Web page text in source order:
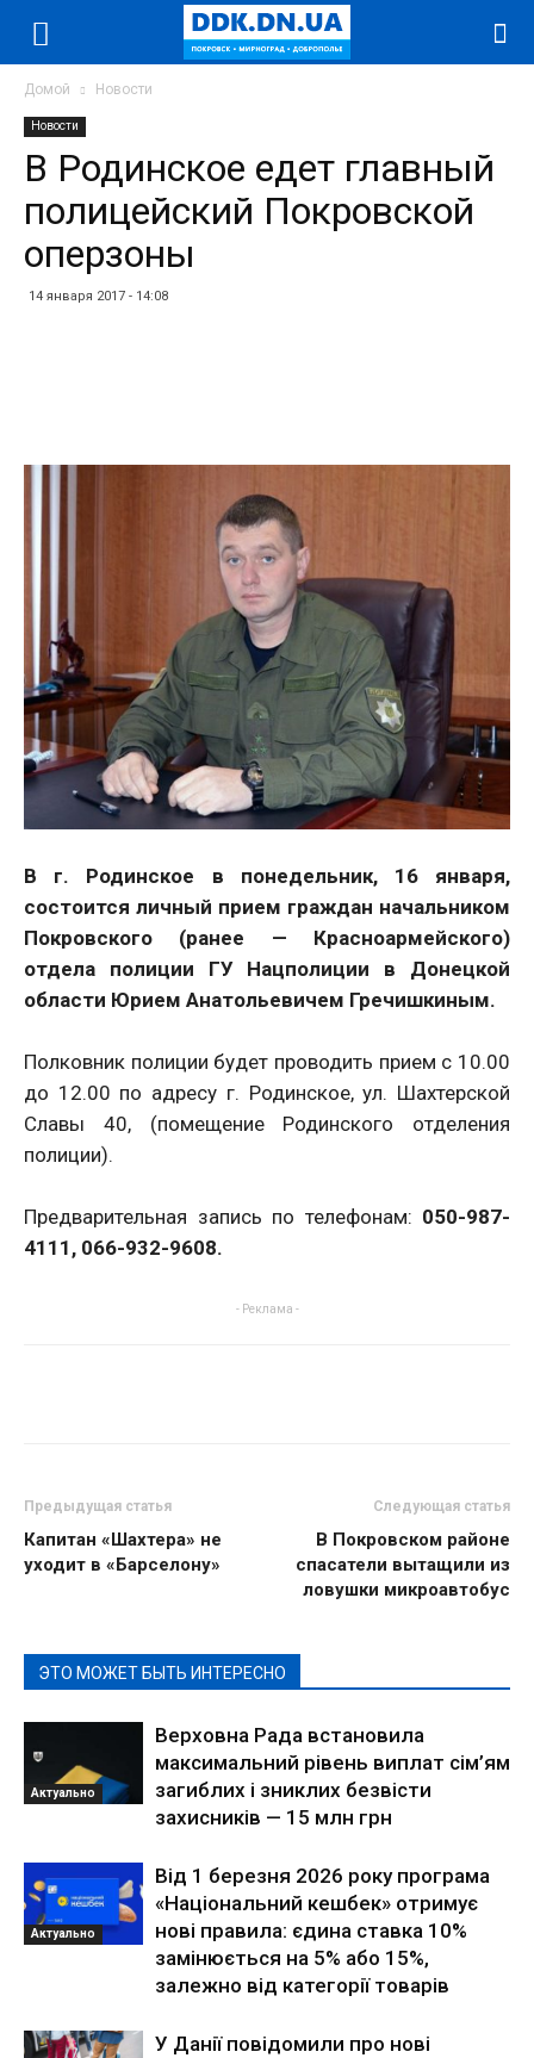
Домой Новости
Новости
В Родинское едет главный
полицейский Покровской
оперзоны
14 января 2017 - 14:08
В г. Родинское в понедельник, 16 января,
состоится личный прием граждан начальником
Покровского (ранее — Красноармейского)
отдела полиции ГУ Нацполиции в Донецкой
области Юрием Анатольевичем Гречишкиным.
Полковник полиции будет проводить прием с 10.00
до 12.00 по адресу г. Родинское, ул. Шахтерской
Славы 40, (помещение Родинского отделения
полиции).
Предварительная запись по телефонам: 050-987-
4111, 066-932-9608.
- Реклама -
Предыдущая статья
Капитан «Шахтера» не
уходит в «Барселону»
Следующая статья
В Покровском районе
спасатели вытащили из
ловушки микроавтобус
ЭТО МОЖЕТ БЫТЬ ИНТЕРЕСНО
Актуально
Верховна Рада встановила
максимальний рівень виплат сім’ям
загиблих і зниклих безвісти
захисників — 15 млн грн
Актуально
Від 1 березня 2026 року програма
«Національний кешбек» отримує
нові правила: єдина ставка 10%
замінюється на 5% або 15%,
залежно від категорії товарів
У Данії повідомили про нові